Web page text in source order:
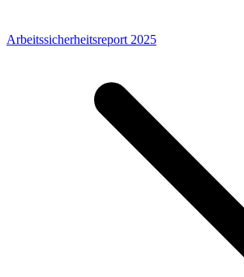
Arbeitssicherheitsreport 2025